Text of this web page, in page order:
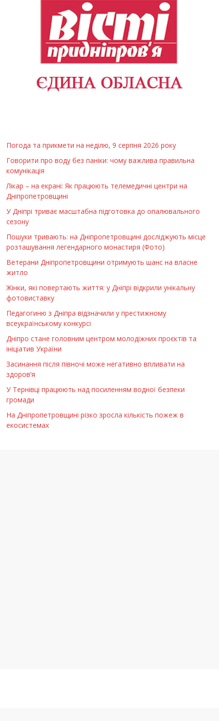
Погода та прикмети на неділю, 9 серпня 2026 року
Говорити про воду без паніки: чому важлива правильна
комунікація
Лікар – на екрані: Як працюють телемедичні центри на
Дніпропетровщині
У Дніпрі триває масштабна підготовка до опалювального
сезону
Пошуки тривають: на Дніпропетровщині досліджують місце
розташування легендарного монастиря (Фото)
Ветерани Дніпропетровщини отримують шанс на власне
житло
Жінки, які повертають життя: у Дніпрі відкрили унікальну
фотовиставку
Педагогиню з Дніпра відзначили у престижному
всеукраїнському конкурсі
Дніпро стане головним центром молодіжних проєктів та
ініціатив України
Засинання після півночі може негативно впливати на
здоров’я
У Тернівці працюють над посиленням водної безпеки
громади
На Дніпропетровщині різко зросла кількість пожеж в
екосистемах